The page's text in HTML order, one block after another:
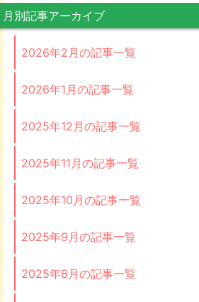
月別記事アーカイブ
2026年2月の記事一覧
2026年1月の記事一覧
2025年12月の記事一覧
2025年11月の記事一覧
2025年10月の記事一覧
2025年9月の記事一覧
2025年8月の記事一覧